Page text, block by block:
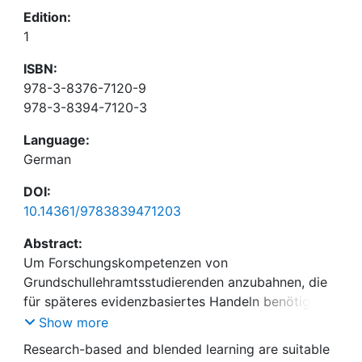
Edition:
1
ISBN:
978-3-8376-7120-9
978-3-8394-7120-3
Language:
German
DOI:
10.14361/9783839471203
Abstract:
Um Forschungskompetenzen von
Grundschullehramtsstudierenden anzubahnen, die
für späteres evidenzbasiertes Handeln benötigt
werden, eignen sich Research-based und Blended
Learning. In diesem Beitrag wird ein
Show more
Research-based and blended learning are suitable